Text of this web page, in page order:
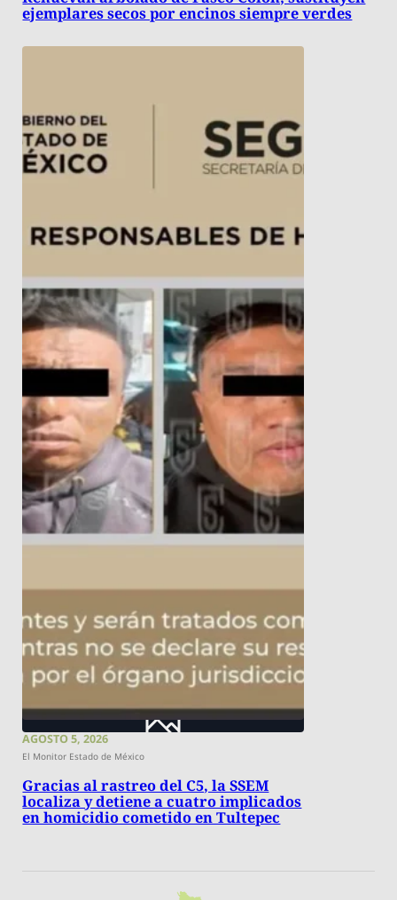
ejemplares secos por encinos siempre verdes
AGOSTO 5, 2026
El Monitor Estado de México
Gracias al rastreo del C5, la SSEM
localiza y detiene a cuatro implicados
en homicidio cometido en Tultepec